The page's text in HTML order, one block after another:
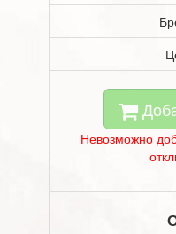
Невозможно